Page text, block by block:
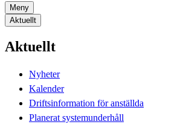
Meny
Aktuellt
Aktuellt
Nyheter
Kalender
Driftsinformation för anställda
Planerat systemunderhåll